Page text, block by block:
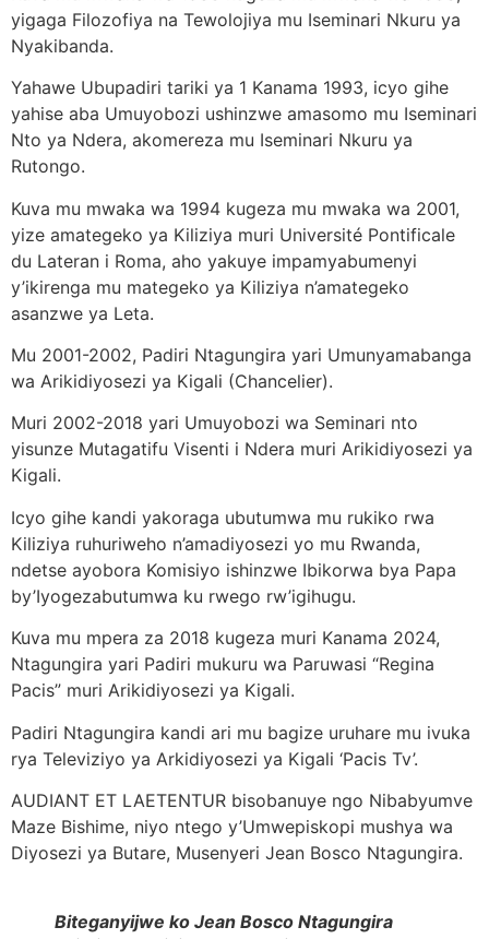
yigaga Filozofiya na Tewolojiya mu Iseminari Nkuru ya
Nyakibanda.
Yahawe Ubupadiri tariki ya 1 Kanama 1993, icyo gihe
yahise aba Umuyobozi ushinzwe amasomo mu Iseminari
Nto ya Ndera, akomereza mu Iseminari Nkuru ya
Rutongo.
Kuva mu mwaka wa 1994 kugeza mu mwaka wa 2001,
yize amategeko ya Kiliziya muri Université Pontificale
du Lateran i Roma, aho yakuye impamyabumenyi
y’ikirenga mu mategeko ya Kiliziya n’amategeko
asanzwe ya Leta.
Mu 2001-2002, Padiri Ntagungira yari Umunyamabanga
wa Arikidiyosezi ya Kigali (Chancelier).
Muri 2002-2018 yari Umuyobozi wa Seminari nto
yisunze Mutagatifu Visenti i Ndera muri Arikidiyosezi ya
Kigali.
Icyo gihe kandi yakoraga ubutumwa mu rukiko rwa
Kiliziya ruhuriweho n’amadiyosezi yo mu Rwanda,
ndetse ayobora Komisiyo ishinzwe Ibikorwa bya Papa
by’Iyogezabutumwa ku rwego rw’igihugu.
Kuva mu mpera za 2018 kugeza muri Kanama 2024,
Ntagungira yari Padiri mukuru wa Paruwasi “Regina
Pacis” muri Arikidiyosezi ya Kigali.
Padiri Ntagungira kandi ari mu bagize uruhare mu ivuka
rya Televiziyo ya Arkidiyosezi ya Kigali ‘Pacis Tv’.
AUDIANT ET LAETENTUR bisobanuye ngo Nibabyumve
Maze Bishime, niyo ntego y’Umwepiskopi mushya wa
Diyosezi ya Butare, Musenyeri Jean Bosco Ntagungira.
Biteganyijwe ko Jean Bosco Ntagungira